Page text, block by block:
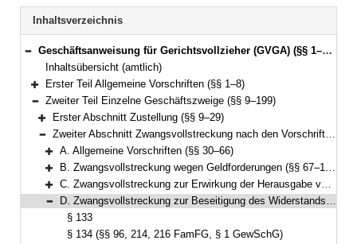
BAYERN.RECHT
letzten
Suche
Navigation
Inhaltsverzeichnis
Bereich reduzieren
Geschäftsanweisung für Gerichtsvollzieher (GVGA) (§§ 1–199)
Inhaltsübersicht (amtlich)
Bereich erweitern
Erster Teil Allgemeine Vorschriften (§§ 1–8)
Bereich reduzieren
Zweiter Teil Einzelne Geschäftszweige (§§ 9–199)
Bereich erweitern
Erster Abschnitt Zustellung (§§ 9–29)
Bereich reduzieren
Zweiter Abschnitt Zwangsvollstreckung nach den Vorschriften der ZPO (§§ 30–155)
Bereich erweitern
A. Allgemeine Vorschriften (§§ 30–66)
Bereich erweitern
B. Zwangsvollstreckung wegen Geldforderungen (§§ 67–126)
Bereich erweitern
C. Zwangsvollstreckung zur Erwirkung der Herausgabe von Sachen (§§ 127–132)
Bereich reduzieren
D. Zwangsvollstreckung zur Beseitigung des Widerstands des Schuldners gegen Handlungen, die er nach den §§ 887, 890 ZPO zu dulden hat, oder zur Beseitigung von Zuwiderhandlungen des Schuldners gegen eine Unterlassungsverpflichtung aus einer Anordnung nach § 1 GewSchG (§ 96 FamFG) (§§ 133–134)
§ 133
§ 134 (§§ 96, 214, 216 FamFG, § 1 GewSchG)